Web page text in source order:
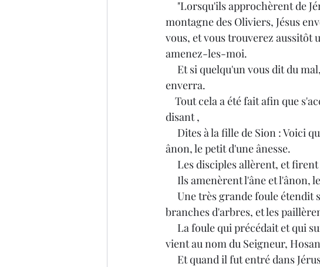
montagne des Oliviers, Jésus
vous, et vous trouverez aussitôt
amenez-les-moi.
enverra.
disant ,
ânon, le petit d'une ânesse.
Les disciples allèrent, et
Ils amenèrent l'âne et
branches d'arbres, et les
vient au nom du Seigneur,
Et quand il fut entré dans